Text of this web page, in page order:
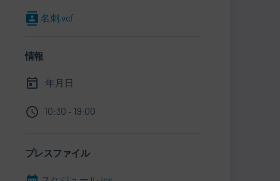
名刺.vcf
情報
年月日
10:30 - 19:00
プレスファイル